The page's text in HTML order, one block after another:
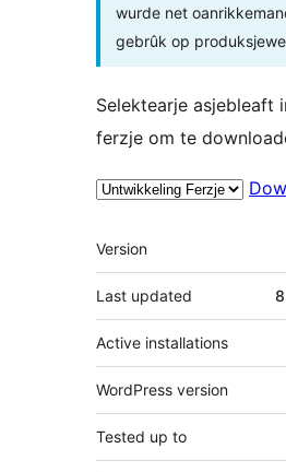
wurde net
gebrûk op
Selektearje asjebleaft
ferzje om te
Meta
Version
Last updated
Active installations
WordPress version
Tested up to